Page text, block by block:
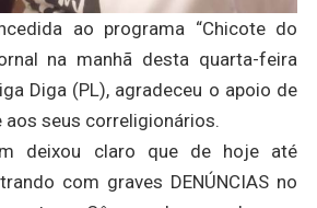
ao programa “Chicote do
na manhã desta quarta-feira
Diga (PL), agradeceu o apoio de
seus correligionários.
deixou claro que de hoje até
com graves DENÚNCIAS no